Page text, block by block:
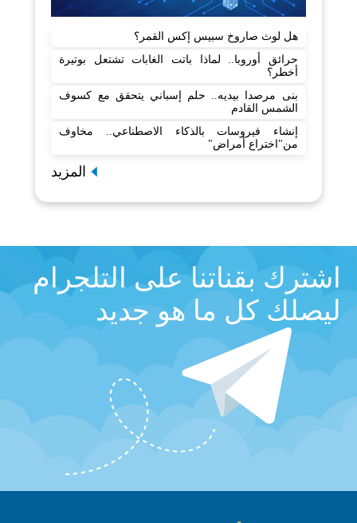
هل لوث صاروخ سبيس إكس القمر؟
حرائق أوروبا.. لماذا باتت الغابات تشتعل بوتيرة
أخطر؟
بنى مرصدا بيديه.. حلم إسباني يتحقق مع كسوف
الشمس القادم
إنشاء فيروسات بالذكاء الاصطناعي.. مخاوف
من"اختراع أمراض"
المزيد
اشترك بقناتنا على التلجرام
ليصلك كل ما هو جديد